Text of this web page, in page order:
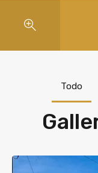
Todo